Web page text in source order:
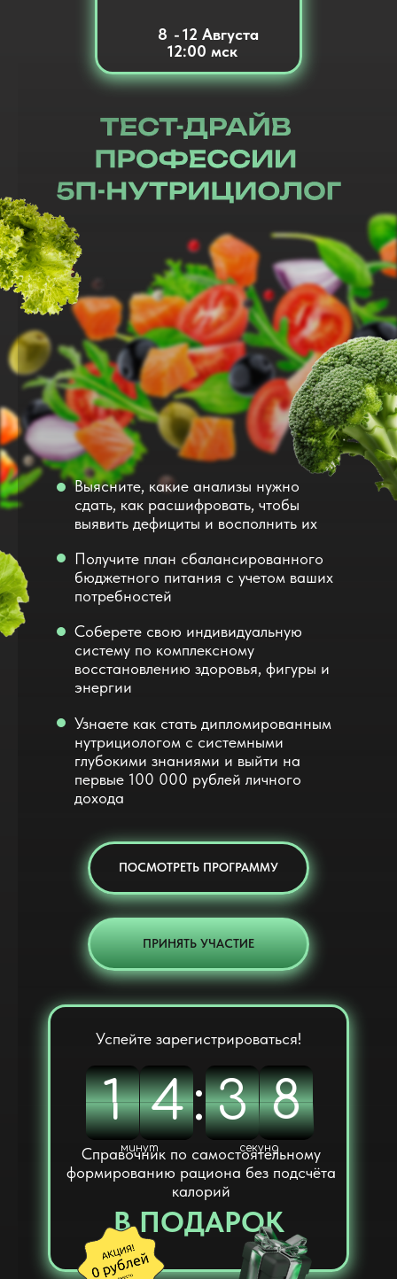
Успейте зарегистрироваться!
12 Августа
Справочник по самостоятельному
формированию рациона без подсчёта
калорий
В ПОДАРОК
ПОСМОТРЕТЬ ПРОГРАММУ
ПРИНЯТЬ УЧАСТИЕ
1
1 5
4
4
5
минут
: 4
3
3
4 8
7
7
8
секунд
Выясните, какие анализы нужно
сдать, как расшифровать, чтобы
выявить дефициты и восполнить их
Получите план сбалансированного
бюджетного питания с учетом ваших
потребностей
Соберете свою индивидуальную
систему по комплексному
восстановлению здоровья, фигуры и
энергии
Узнаете как стать дипломированным
нутрициологом с системными
глубокими знаниями и выйти на
первые 100 000 рублей личного
дохода
12:00 мск
-
8